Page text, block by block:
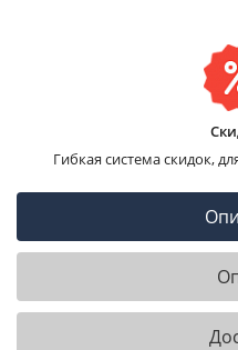
Гибкая система скидок,